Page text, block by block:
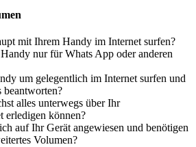
mit Ihrem Handy im Internet surfen?
nur für Whats App oder anderen
um gelegentlich im Internet surfen und
alles unterwegs über Ihr
erledigen können?
auf Ihr Gerät angewiesen und benötigen
Volumen?